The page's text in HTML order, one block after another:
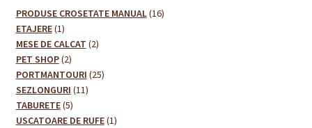
PRODUSE CROSETATE MANUAL 1616
ETAJERE 11
produs
MESE DE CALCAT 22
PET SHOP 22
produse
PORTMANTOURI 2525
SEZLONGURI 1111
TABURETE 55
produse
USCATOARE DE RUFE 11